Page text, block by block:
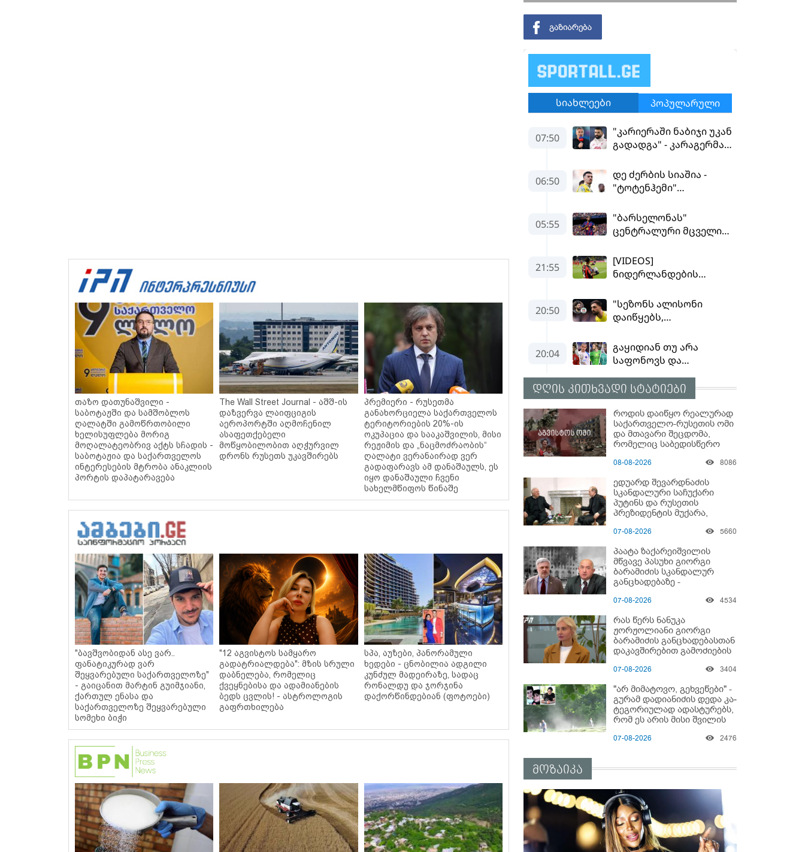
თაზო დათუნაშვილი -
საბოტაჟში და სამშობლოს
ღალატში გამოწრთობილი
ხელისუფლება მორიგ
მოღალატეობრივ აქტს სჩადის -
საბოტაჟია და საქართველოს
ინტერესების მტრობა ანაკლიის
პორტის დაპატარავება
The Wall Street Journal - აშშ-ის
დაზვერვა ლაიფციგის
აეროპორტში აღმოჩენილ
ასაფეთქებელი
მოწყობილობით აღჭურვილ
დრონს რუსეთს უკავშირებს
პრემიერი - რუსეთმა
განახორციელა საქართველოს
ტერიტორიების 20%-ის
ოკუპაცია და სააკაშვილის, მისი
რეჟიმის და „ნაცმოძრაობის“
ღალატი ვერანაირად ვერ
გადაფარავს ამ დანაშაულს, ეს
იყო დანაშაული ჩვენი
სახელმწიფოს წინაშე
"ბავშვობიდან ასე ვარ..
ფანატიკურად ვარ
შეყვარებული საქართველოზე"
- გაიცანით მარტინ გუიმჯიანი,
ქართულ ენასა და
საქართველოზე შეყვარებული
სომეხი ბიჭი
"12 აგვისტოს სამყარო
გადატრიალდება": მზის სრული
დაბნელება, რომელიც
ქვეყნებისა და ადამიანების
ბედს ცვლის! - ასტროლოგის
გაფრთხილება
სპა, აუზები, პანორამული
ხედები - ცნობილია ადგილი
კუნძულ მადეირაზე, სადაც
რონალდუ და ჯორჯინა
დაქორწინდებიან (ფოტოები)
დღის კითხვადი სტატიები
როდის დაიწყო რეალურად
საქართველო-რუსეთის ომი
და მთავარი შეცდომა,
რომელიც საბედისწერო
08-08-2026 8086
ედუარდ შევარდნაძის
სკანდალური საჩუქარი
პუტინს და რუსეთის
პრეზიდენტის მუქარა,
აასრულა
07-08-2026 5660
პაატა ზაქარეიშვილის
მწვავე პასუხი გიორგი
ბარამიძის სკანდალურ
განცხადებაზე -
ვიცი... კამანში მოკლული
გადმოვასვენე... ბარამიძე
კი ტყუის"
07-08-2026 4534
რას წერს ნანუკა
ჟორჟოლიანი გიორგი
ბარამიძის განცხადებასთან
დაკავშირებით გამოძიების
07-08-2026 3404
"არ მიმატოვო, გეხვეწები" -
გუ­რა­მ დადიანიძის დედა კა­
ტე­გო­რი­უ­ლად ადას­ტუ­რებს,
რომ ეს არის მისი შვი­ლის
07-08-2026 2476
მოზაიკა